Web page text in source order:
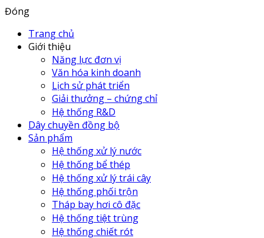
Đóng
Trang chủ
Giới thiệu
Năng lực đơn vị
Văn hóa kinh doanh
Lịch sử phát triển
Giải thưởng – chứng chỉ
Hệ thống R&D
Dây chuyền đồng bộ
Sản phẩm
Hệ thống xử lý nước
Hệ thống bể thép
Hệ thống xử lý trái cây
Hệ thống phối trộn
Tháp bay hơi cô đặc
Hệ thống tiệt trùng
Hệ thống chiết rót